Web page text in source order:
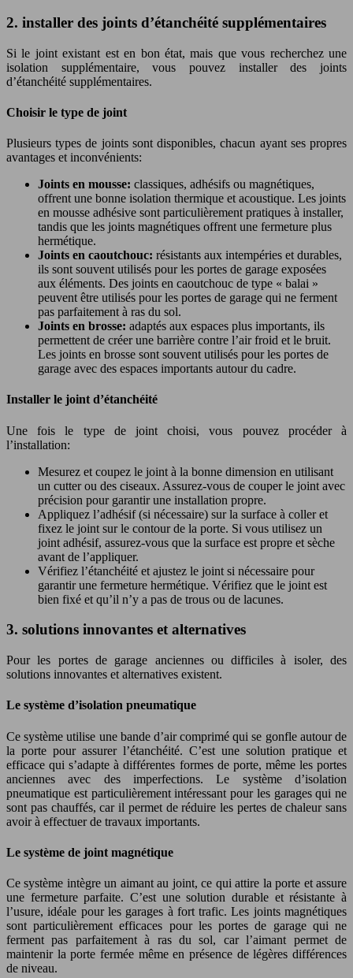
2. installer des joints d’étanchéité supplémentaires
Si le joint existant est en bon état, mais que vous recherchez une
isolation supplémentaire, vous pouvez installer des joints
d’étanchéité supplémentaires.
Choisir le type de joint
Plusieurs types de joints sont disponibles, chacun ayant ses propres
avantages et inconvénients:
Joints en mousse: classiques, adhésifs ou magnétiques,
offrent une bonne isolation thermique et acoustique. Les joints
en mousse adhésive sont particulièrement pratiques à installer,
tandis que les joints magnétiques offrent une fermeture plus
hermétique.
Joints en caoutchouc: résistants aux intempéries et durables,
ils sont souvent utilisés pour les portes de garage exposées
aux éléments. Des joints en caoutchouc de type « balai »
peuvent être utilisés pour les portes de garage qui ne ferment
pas parfaitement à ras du sol.
Joints en brosse: adaptés aux espaces plus importants, ils
permettent de créer une barrière contre l’air froid et le bruit.
Les joints en brosse sont souvent utilisés pour les portes de
garage avec des espaces importants autour du cadre.
Installer le joint d’étanchéité
Une fois le type de joint choisi, vous pouvez procéder à
l’installation:
Mesurez et coupez le joint à la bonne dimension en utilisant
un cutter ou des ciseaux. Assurez-vous de couper le joint avec
précision pour garantir une installation propre.
Appliquez l’adhésif (si nécessaire) sur la surface à coller et
fixez le joint sur le contour de la porte. Si vous utilisez un
joint adhésif, assurez-vous que la surface est propre et sèche
avant de l’appliquer.
Vérifiez l’étanchéité et ajustez le joint si nécessaire pour
garantir une fermeture hermétique. Vérifiez que le joint est
bien fixé et qu’il n’y a pas de trous ou de lacunes.
3. solutions innovantes et alternatives
Pour les portes de garage anciennes ou difficiles à isoler, des
solutions innovantes et alternatives existent.
Le système d’isolation pneumatique
Ce système utilise une bande d’air comprimé qui se gonfle autour de
la porte pour assurer l’étanchéité. C’est une solution pratique et
efficace qui s’adapte à différentes formes de porte, même les portes
anciennes avec des imperfections. Le système d’isolation
pneumatique est particulièrement intéressant pour les garages qui ne
sont pas chauffés, car il permet de réduire les pertes de chaleur sans
avoir à effectuer de travaux importants.
Le système de joint magnétique
Ce système intègre un aimant au joint, ce qui attire la porte et assure
une fermeture parfaite. C’est une solution durable et résistante à
l’usure, idéale pour les garages à fort trafic. Les joints magnétiques
sont particulièrement efficaces pour les portes de garage qui ne
ferment pas parfaitement à ras du sol, car l’aimant permet de
maintenir la porte fermée même en présence de légères différences
de niveau.